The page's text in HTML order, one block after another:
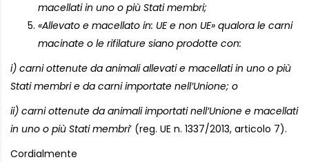
macellati in uno o più Stati membri;
«Allevato e macellato in: UE e non UE» qualora le carni
macinate o le rifilature siano prodotte con:
i) carni ottenute da animali allevati e macellati in uno o più
Stati membri e da carni importate nell’Unione; o
ii) carni ottenute da animali importati nell’Unione e macellati
in uno o più Stati membri’ (reg. UE n. 1337/2013, articolo 7).
Cordialmente